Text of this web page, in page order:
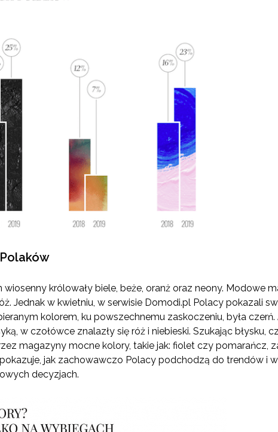
królowały biele, beże, oranż oraz neony. Modowe
Jednak w kwietniu, w serwisie Domodi.pl Polacy pokazali
kolorem, ku powszechnemu zaskoczeniu, była czerń.
w czołówce znalazły się róż i niebieski. Szukając błysku,
magazyny mocne kolory, takie jak: fiolet czy pomarańcz,
jak zachowawczo Polacy podchodzą do trendów i
decyzjach.